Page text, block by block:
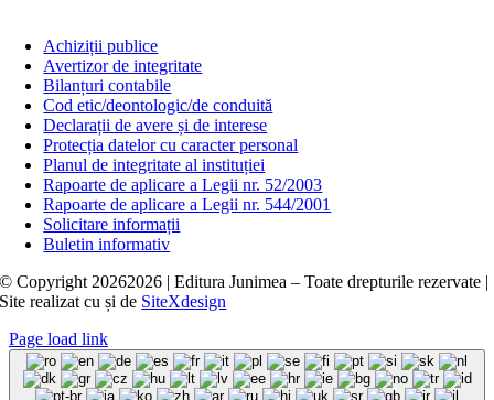
Achiziții publice
Avertizor de integritate
Bilanțuri contabile
Cod etic/deontologic/de conduită
Declarații de avere și de interese
Protecția datelor cu caracter personal
Planul de integritate al instituției
Rapoarte de aplicare a Legii nr. 52/2003
Rapoarte de aplicare a Legii nr. 544/2001
Solicitare informații
Buletin informativ
© Copyright 20262026 | Editura Junimea – Toate drepturile rezervate |
Site realizat cușide SiteXdesign
Page load link